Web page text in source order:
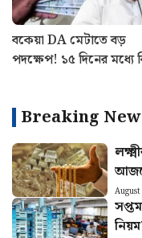
বকেয়া DA মেটাতে বড়
পদক্ষেপ! ১৫ দিনের মধ্যে
Breaking